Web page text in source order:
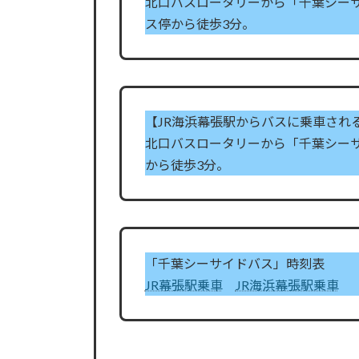
ス停から徒歩3分。
【JR海浜幕張駅からバスに乗車され
北口バスロータリーから「千葉シー
から徒歩3分。
「千葉シーサイドバス」時刻表
JR幕張駅乗車
JR海浜幕張駅乗車